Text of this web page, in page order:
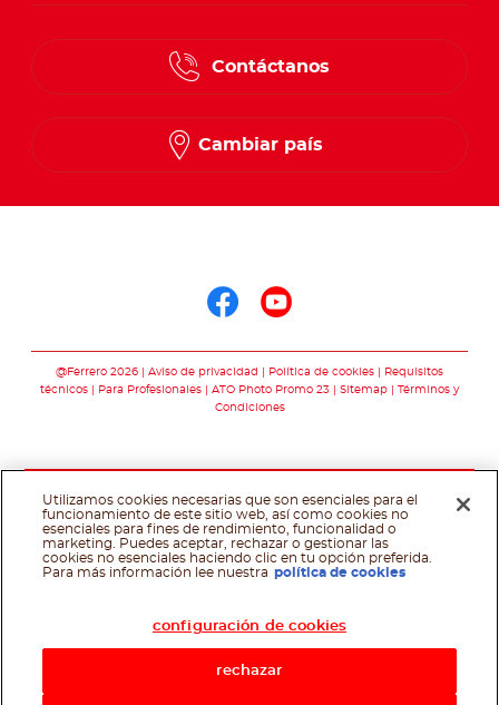
Asistente de recetas
Contáctanos
Cambiar país
@Ferrero 2026 Aviso de privacidad Política de cookies
Requisitos
técnicos
Para Profesionales ATO Photo Promo 23 Sitemap
Términos y
Condiciones
Utilizamos cookies necesarias que son esenciales para el
funcionamiento de este sitio web, así como cookies no
esenciales para fines de rendimiento, funcionalidad o
marketing. Puedes aceptar, rechazar o gestionar las
cookies no esenciales haciendo clic en tu opción preferida.
Para más información lee nuestra política de cookies
configuración de cookies
rechazar